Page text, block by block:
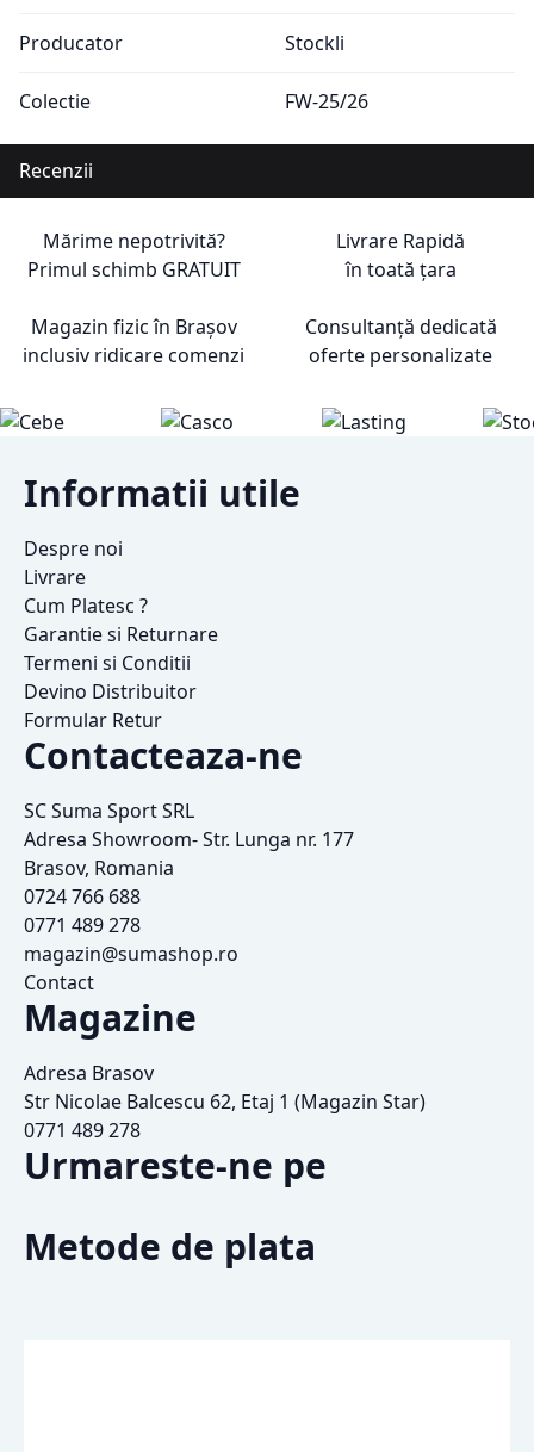
Producator Stockli
Colectie FW-25/26
Recenzii
Mărime nepotrivită?
Primul schimb GRATUIT
Livrare Rapidă
în toată țara
Magazin fizic în Brașov
inclusiv ridicare comenzi
Consultanță dedicată
oferte personalizate
Informatii utile
Despre noi
Livrare
Cum Platesc ?
Garantie si Returnare
Termeni si Conditii
Devino Distribuitor
Formular Retur
Contacteaza-ne
SC Suma Sport SRL
Adresa Showroom- Str. Lunga nr. 177
Brasov, Romania
0724 766 688
0771 489 278
magazin@sumashop.ro
Contact
Magazine
Adresa Brasov
Str Nicolae Balcescu 62, Etaj 1 (Magazin Star)
0771 489 278
Urmareste-ne pe
Metode de plata